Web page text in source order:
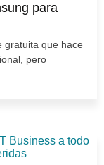
para
gratuita que hace
pero